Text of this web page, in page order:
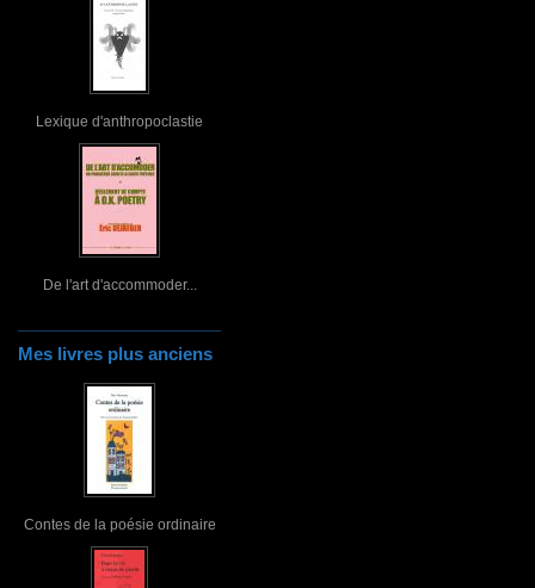
Lexique d'anthropoclastie
De l'art d'accommoder...
Mes livres plus anciens
Contes de la poésie ordinaire